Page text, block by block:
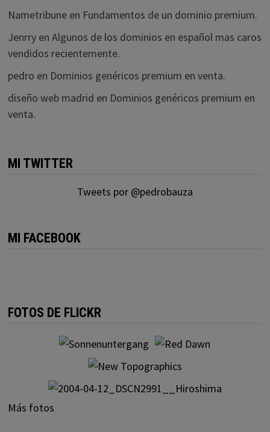
Nametribuneen Fundamentos de un dominio premium.
Jenrryen Algunos de los dominios en español mas caros
vendidos recientemente.
pedro en Dominios genéricos premium en venta.
diseño web madrid en Dominios genéricos premium en
venta.
MI TWITTER
Tweets por @pedrobauza
MI FACEBOOK
FOTOS DE FLICKR
Más fotos